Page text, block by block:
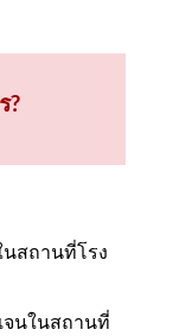
?
สถานที่โรง
จนในสถานที่